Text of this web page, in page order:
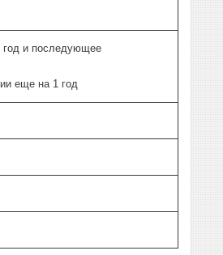
год и последующее
еще на 1 год